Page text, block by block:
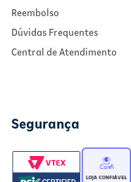
Reembolso
Dúvidas Frequentes
Central de Atendimento
Segurança